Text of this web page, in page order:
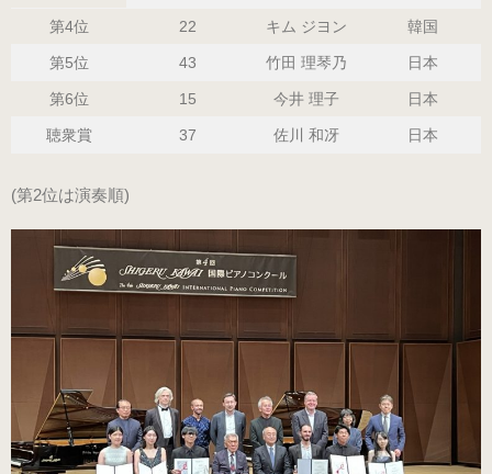
ローヒール 子供サイズ
（エナメル・コンビ）
練習用（ヒール高2cm）
練習用（ストレッチ生地）
練習用（ストレッチ生地）
第4位 22 キム ジヨン 韓国
第5位 43 竹田 理琴乃 日本
第6位 15 今井 理子 日本
聴衆賞 37 佐川 和冴 日本
(第2位は演奏順)